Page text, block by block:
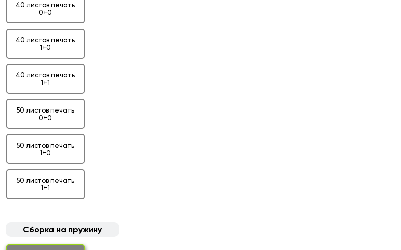
40 листов печать
0+0
40 листов печать
1+0
40 листов печать
1+1
50 листов печать
0+0
50 листов печать
1+0
50 листов печать
1+1
Сборка на пружину